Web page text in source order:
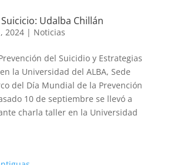
Udalba Chillán
2024| Noticias
del Suicidio y Estrategias
la Universidad del ALBA, Sede
del Día Mundial de la Prevención
10 de septiembre se llevó a
charla taller en la Universidad